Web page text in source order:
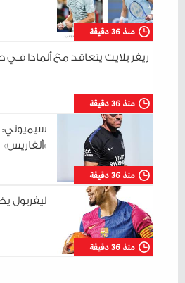
منذ 36 دقيقة
منذ 36 دقيقة
ريفر بلايت يتعاقد مع ألمادا
منذ 36 دقيقة
«ألفاريس»
منذ 36 دقيقة
ليفربول